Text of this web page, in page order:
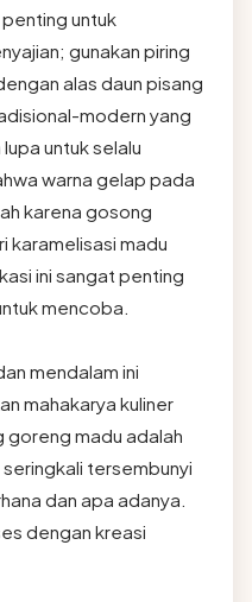
penting untuk
gunakan piring
alas daun pisang
modern yang
untuk selalu
warna gelap pada
karena gosong
karamelisasi madu
ini sangat penting
mencoba.
mendalam ini
mahakarya kuliner
goreng madu adalah
tersembunyi
dan apa adanya.
dengan kreasi